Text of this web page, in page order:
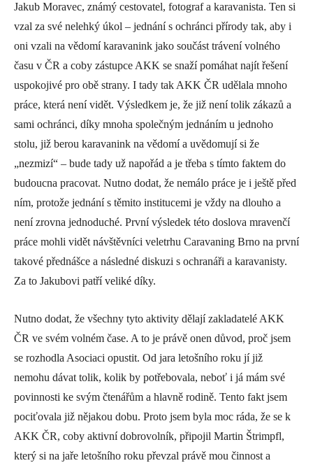
Jakub Moravec, známý cestovatel, fotograf a karavanista. Ten si
vzal za své nelehký úkol – jednání s ochránci přírody tak, aby i
oni vzali na vědomí karavanink jako součást trávení volného
času v ČR a coby zástupce AKK se snaží pomáhat najít řešení
uspokojivé pro obě strany. I tady tak AKK ČR udělala mnoho
práce, která není vidět. Výsledkem je, že již není tolik zákazů a
sami ochránci, díky mnoha společným jednáním u jednoho
stolu, již berou karavanink na vědomí a uvědomují si že
„nezmizí“ – bude tady už napořád a je třeba s tímto faktem do
budoucna pracovat. Nutno dodat, že nemálo práce je i ještě před
ním, protože jednání s těmito institucemi je vždy na dlouho a
není zrovna jednoduché. První výsledek této doslova mravenčí
práce mohli vidět návštěvníci veletrhu Caravaning Brno na první
takové přednášce a následné diskuzi s ochranáři a karavanisty.
Za to Jakubovi patří veliké díky.
Nutno dodat, že všechny tyto aktivity dělají zakladatelé AKK
ČR ve svém volném čase. A to je právě onen důvod, proč jsem
se rozhodla Asociaci opustit. Od jara letošního roku jí již
nemohu dávat tolik, kolik by potřebovala, neboť i já mám své
povinnosti ke svým čtenářům a hlavně rodině. Tento fakt jsem
pociťovala již nějakou dobu. Proto jsem byla moc ráda, že se k
AKK ČR, coby aktivní dobrovolník, připojil Martin Štrimpfl,
který si na jaře letošního roku převzal právě mou činnost a